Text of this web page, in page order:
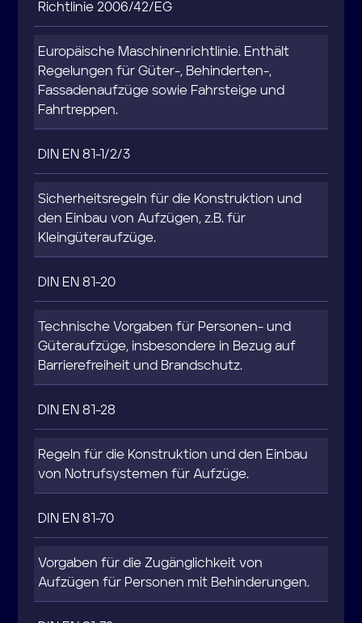
Richtlinie 2006/42/EG
Europäische Maschinenrichtlinie. Enthält
Regelungen für Güter-, Behinderten-,
Fassadenaufzüge sowie Fahrsteige und
Fahrtreppen.
DIN EN 81-1/2/3
Sicherheitsregeln für die Konstruktion und
den Einbau von Aufzügen, z.B. für
Kleingüteraufzüge.
DIN EN 81-20
Technische Vorgaben für Personen- und
Güteraufzüge, insbesondere in Bezug auf
Barrierefreiheit und Brandschutz.
DIN EN 81-28
Regeln für die Konstruktion und den Einbau
von Notrufsystemen für Aufzüge.
DIN EN 81-70
Vorgaben für die Zugänglichkeit von
Aufzügen für Personen mit Behinderungen.